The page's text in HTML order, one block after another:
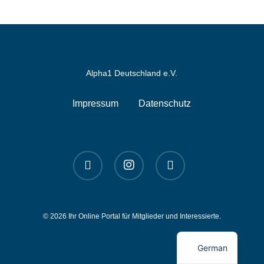
Alpha1 Deutschland e.V.
Impressum Datenschutz
linkedin instagram spotify
© 2026 Ihr Online Portal für Mitglieder und Interessierte.
German